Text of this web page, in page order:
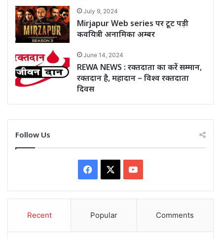
July 9, 2024
Mirjapur Web series पर टूट पड़ी
कवयित्री अनामिका अम्बर
June 14, 2024
REWA NEWS : रक्तदाता का करें सम्मान,
रक्तदान है, महादान – विश्व रक्तदाता
दिवस
Follow Us
Facebook YouTube
Recent Popular Comments